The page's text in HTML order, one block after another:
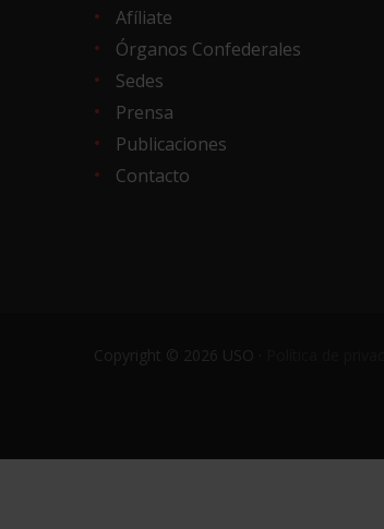
Afíliate
Órganos Confederales
Sedes
Prensa
Publicaciones
Contacto
Copyright © 2026 USO ·